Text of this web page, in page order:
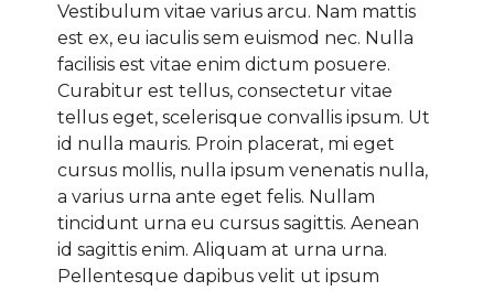
Vestibulum vitae varius arcu. Nam mattis
est ex, eu iaculis sem euismod nec. Nulla
facilisis est vitae enim dictum posuere.
Curabitur est tellus, consectetur vitae
tellus eget, scelerisque convallis ipsum. Ut
id nulla mauris. Proin placerat, mi eget
cursus mollis, nulla ipsum venenatis nulla,
a varius urna ante eget felis. Nullam
tincidunt urna eu cursus sagittis. Aenean
id sagittis enim. Aliquam at urna urna.
Pellentesque dapibus velit ut ipsum